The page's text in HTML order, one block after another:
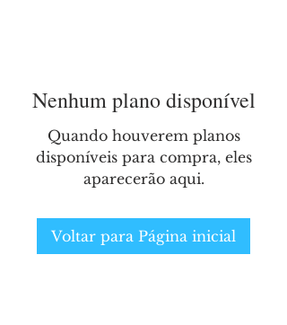
Nenhum plano disponível
Quando houverem planos
disponíveis para compra, eles
aparecerão aqui.
Voltar para Página inicial